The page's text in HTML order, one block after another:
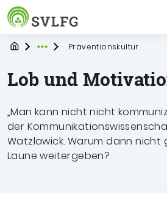
Springe zu:
StartpageExpand breadcrumb Navigation
Präventionskultur
Lob und
„Man kann nicht nicht
der
Watzlawick. Warum dann
Laune weitergeben?